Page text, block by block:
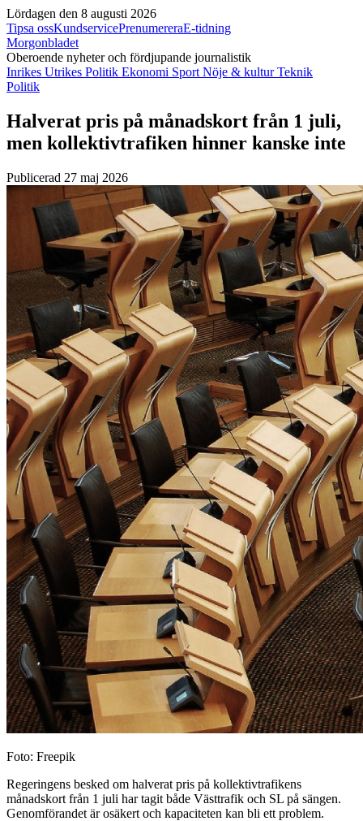
Lördagen den 8 augusti 2026
Tipsa ossKundservicePrenumereraE-tidning
Morgonbladet
Oberoende nyheter och fördjupande journalistik
Inrikes Utrikes Politik Ekonomi Sport Nöje & kulturTeknik
Politik
Halverat pris på månadskort från 1 juli,
men kollektivtrafiken hinner kanske inte
Publicerad 27 maj 2026
Foto: Freepik
Regeringens besked om halverat pris på kollektivtrafikens
månadskort från 1 juli har tagit både Västtrafik och SL på sängen.
Genomförandet är osäkert och kapaciteten kan bli ett problem.